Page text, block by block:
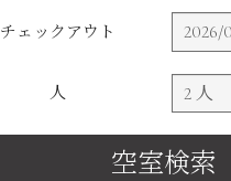
チェックアウト
人
空室検索